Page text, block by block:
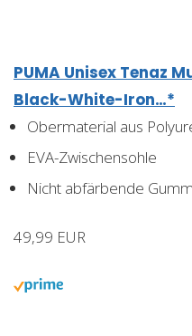
PUMA Unisex Tenaz
Black-White-Iron…*
Obermaterial aus
EVA-Zwischensohle
Nicht abfärbende
49,99 EUR